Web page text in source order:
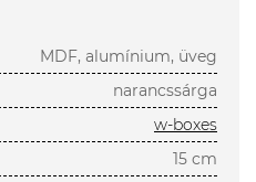
MDF, alumínium, üveg
narancssárga
w-boxes
15 cm